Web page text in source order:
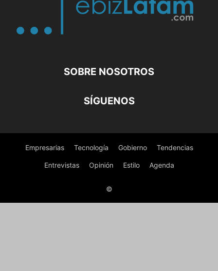
SOBRE NOSOTROS
SÍGUENOS
Empresarias Tecnología Gobierno Tendencias
Entrevistas Opinión Estilo Agenda
©